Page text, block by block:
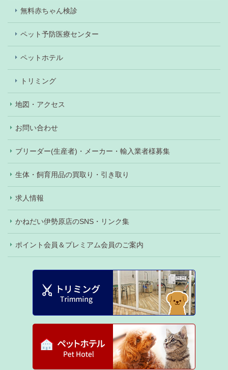
無料赤ちゃん検診
ペット予防医療センター
ペットホテル
トリミング
地図・アクセス
お問い合わせ
ブリーダー(生産者)・メーカー・輸入業者様募集
生体・飼育用品の買取り・引き取り
求人情報
かねだい伊勢原店のSNS・リンク集
ポイント会員＆プレミアム会員のご案内